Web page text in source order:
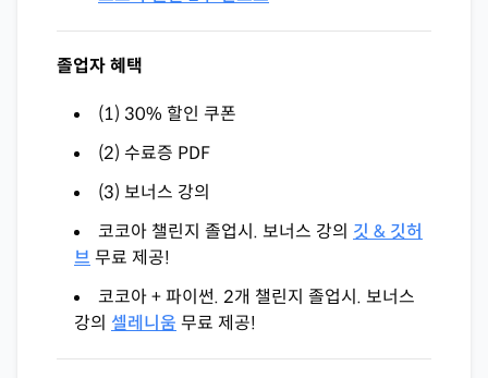
졸업자 혜택
(1) 30% 할인 쿠폰
(2) 수료증 PDF
(3) 보너스 강의
코코아 챌린지 졸업시. 보너스 강의 깃 & 깃허
브 무료 제공!
코코아 + 파이썬. 2개 챌린지 졸업시. 보너스
강의 셀레니움 무료 제공!